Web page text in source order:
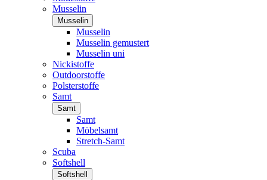
Musselin
Musselin
Musselin
Musselin gemustert
Musselin uni
Nickistoffe
Outdoorstoffe
Polsterstoffe
Samt
Samt
Samt
Möbelsamt
Stretch-Samt
Scuba
Softshell
Softshell